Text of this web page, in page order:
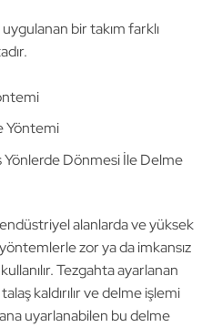
bir takım farklı
Yöntemi
Yönlerde Dönmesi İle Delme
alanlarda ve yüksek
zor ya da imkansız
Tezgahta ayarlanan
kaldırılır ve delme işlemi
uyarlanabilen bu delme